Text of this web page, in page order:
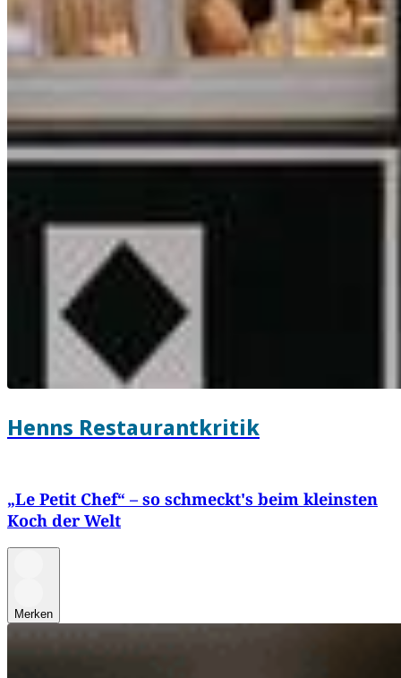
Henns Restaurantkritik
„Le Petit Chef“ – so schmeckt's beim kleinsten
Koch der Welt
Merken